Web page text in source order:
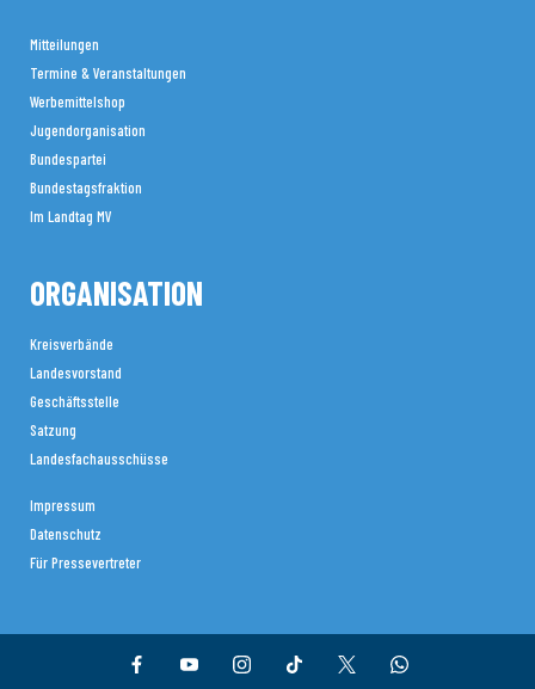
Mitteilungen
Termine & Veranstaltungen
Werbemittelshop
Jugendorganisation
Bundespartei
Bundestagsfraktion
Im Landtag MV
ORGANISATION
Kreisverbände
Landesvorstand
Geschäftsstelle
Satzung
Landesfachausschüsse
Impressum
Datenschutz
Für Pressevertreter